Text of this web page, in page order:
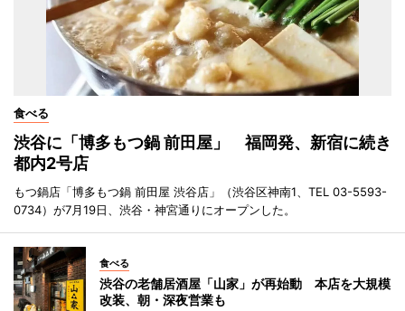
食べる
渋谷に「博多もつ鍋 前田屋」 福岡発、新宿に続き
都内2号店
もつ鍋店「博多もつ鍋 前田屋 渋谷店」（渋谷区神南1、TEL 03-5593-
0734）が7月19日、渋谷・神宮通りにオープンした。
食べる
渋谷の老舗居酒屋「山家」が再始動 本店を大規模
改装、朝・深夜営業も